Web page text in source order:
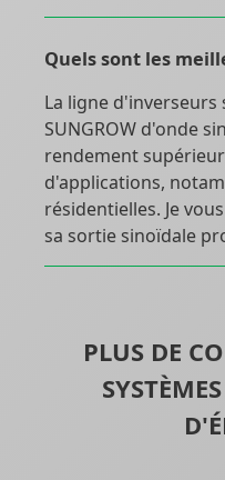
Quels sont les
La ligne
SUNGROW d'onde
rendement
d'applications,
résidentielles. Je
sa sortie sinoïdale
PLUS DE